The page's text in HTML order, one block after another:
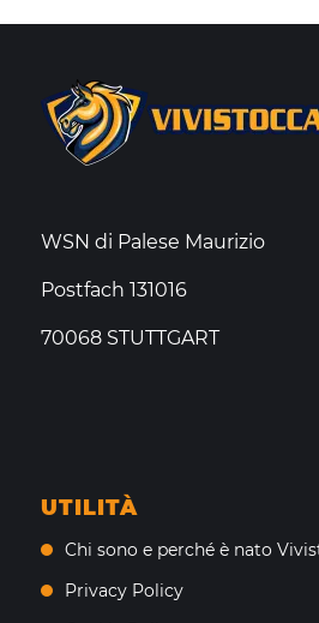
WSN di Palese Maurizio
Postfach 131016
70068 STUTTGART
UTILITÀ
Chi sono e perché è nato
Privacy Policy